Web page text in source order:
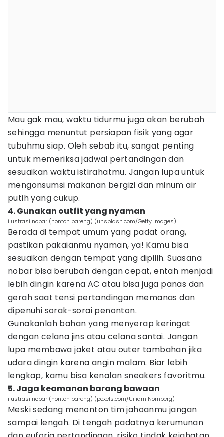
Mau gak mau, waktu tidurmu juga akan berubah
sehingga menuntut persiapan fisik yang agar
tubuhmu siap. Oleh sebab itu, sangat penting
untuk memeriksa jadwal pertandingan dan
sesuaikan waktu istirahatmu. Jangan lupa untuk
mengonsumsi makanan bergizi dan minum air
putih yang cukup.
4. Gunakan outfit yang nyaman
ilustrasi nobar (nonton bareng) (unsplash.com/Getty Images)
Berada di tempat umum yang padat orang,
pastikan pakaianmu nyaman, ya! Kamu bisa
sesuaikan dengan tempat yang dipilih. Suasana
nobar bisa berubah dengan cepat, entah menjadi
lebih dingin karena AC atau bisa juga panas dan
gerah saat tensi pertandingan memanas dan
dipenuhi sorak-sorai penonton.
Gunakanlah bahan yang menyerap keringat
dengan celana jins atau celana santai. Jangan
lupa membawa jaket atau outer tambahan jika
udara dingin karena angin malam. Biar lebih
lengkap, kamu bisa kenalan sneakers favoritmu.
5. Jaga keamanan barang bawaan
ilustrasi nobar (nonton bareng) (pexels.com/Uiliam Nörnberg)
Meski sedang menonton tim jahoanmu jangan
sampai lengah. Di tengah padatnya kerumunan